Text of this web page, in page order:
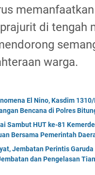
di tengah
warga.
El Nino, Kasdim
Bencana di Polres
Sambut HUT ke-81
Bersama Pemerintah
Jembatan Perintis
dan Pengelasan